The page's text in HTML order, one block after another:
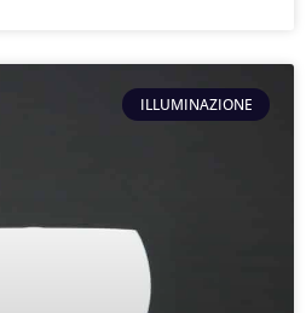
ILLUMINAZIONE